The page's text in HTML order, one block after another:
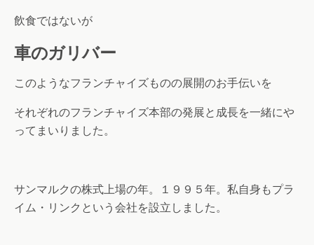
飲食ではないが
車のガリバー
このようなフランチャイズものの展開のお手伝いを
それぞれのフランチャイズ本部の発展と成長を一緒にや
ってまいりました。
サンマルクの株式上場の年。１９９５年。私自身もプラ
イム・リンクという会社を設立しました。